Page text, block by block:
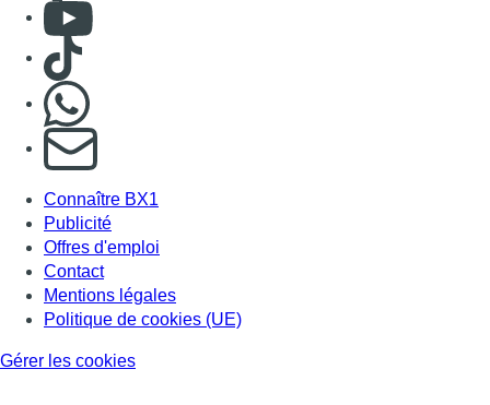
Consulter Youtube
Consulter TikTok
S'abonner à notre newsletter
Connaître BX1
Publicité
Offres d'emploi
Contact
Mentions légales
Politique de cookies (UE)
Gérer les cookies